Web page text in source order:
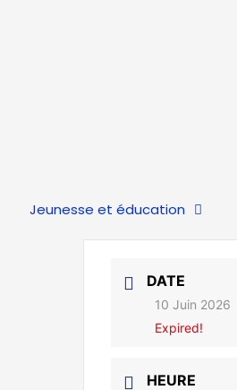
Jeunesse et éducation
DATE
10 Juin 2026
Expired!
HEURE